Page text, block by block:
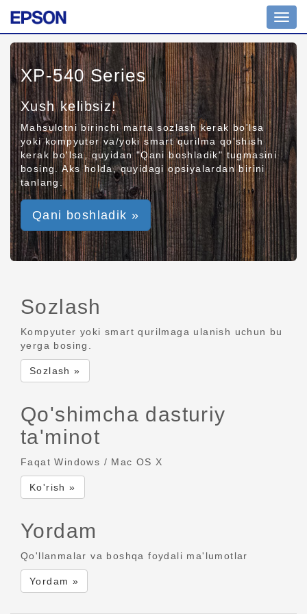
XP-540 Series
Xush kelibsiz!
Mahsulotni birinchi marta sozlash kerak bo'lsa
yoki kompyuter va/yoki smart qurilma qo'shish
kerak bo'lsa, quyidan "Qani boshladik" tugmasini
bosing. Aks holda, quyidagi opsiyalardan birini
tanlang.
Qani boshladik »
Sozlash
Kompyuter yoki smart qurilmaga ulanish uchun bu
yerga bosing.
Sozlash »
Qo'shimcha dasturiy
ta'minot
Faqat Windows / Mac OS X
Ko'rish »
Yordam
Qo'llanmalar va boshqa foydali ma'lumotlar
Yordam »